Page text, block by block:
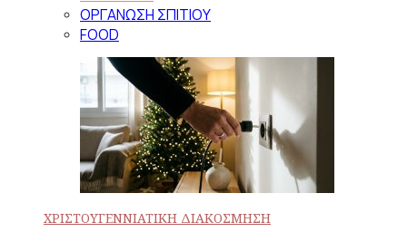
ΟΡΓΑΝΩΣΗ ΣΠΙΤΙΟΥ
FOOD
ΧΡΙΣΤΟΥΓΕΝΝΙΑΤΙΚΗ ΔΙΑΚΟΣΜΗΣΗ